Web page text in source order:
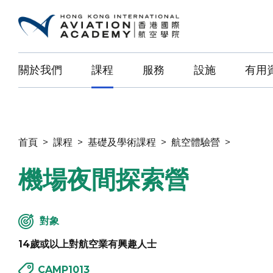
關於我們 課程 服務 設施 有用
首頁 > 課程 > 基礎及學術課程 > 航空體驗營 >
機場夜間探索營
對象
14歲或以上對航空業有興趣人士
CAMP1013